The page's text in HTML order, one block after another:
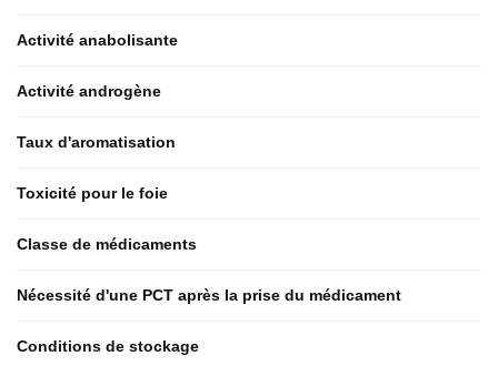
Activité anabolisante
Activité androgène
Taux d'aromatisation
Toxicité pour le foie
Classe de médicaments
Nécessité d'une PCT après la prise du médicament
Conditions de stockage